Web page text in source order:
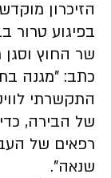
הזיכרון
בפיגוע טרור
שר החוץ וסגן
כתב: "מגנה
התקשרתי
של הבירה,
רפאים של
שנאה".